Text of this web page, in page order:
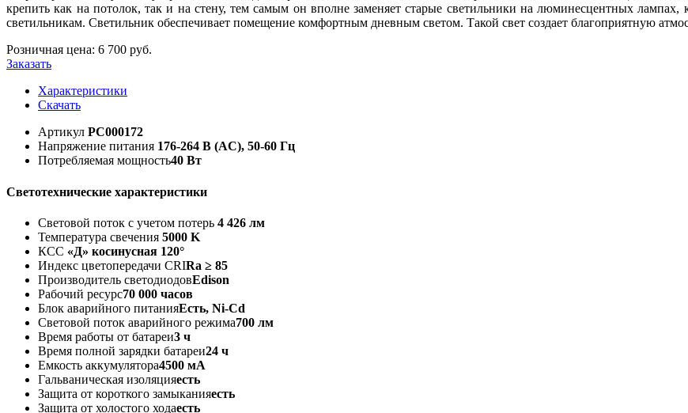
крепить как на потолок, так и на стену, тем самым он вполне заменяет старые светильники на люминесцентных
светильникам. Светильник обеспечивает помещение комфортным дневным светом. Такой свет создает благоприятную
Розничная цена: 6 700 руб.
Заказать
Характеристики
Скачать
Артикул РС000172
Напряжение питания 176-264 В (AC), 50-60 Гц
Потребляемая мощность40 Вт
Светотехнические характеристики
Световой поток с учетом потерь 4 426 лм
Температура свечения 5000 K
КСС «Д» косинусная 120°
Индекс цветопередачи CRIRa ≥ 85
Производитель светодиодовEdison
Рабочий ресурс70 000 часов
Блок аварийного питанияЕсть, Ni-Cd
Световой поток аварийного режима700 лм
Время работы от батареи3 ч
Время полной зарядки батареи24 ч
Емкость аккумулятора4500 мА
Гальваническая изоляцияесть
Защита от короткого замыканияесть
Защита от холостого ходаесть